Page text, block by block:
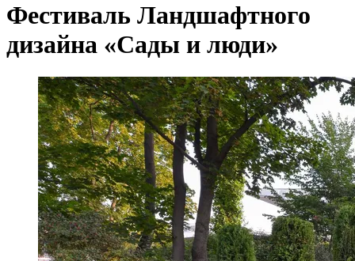
Фестиваль Ландшафтного
дизайна «Сады и люди»